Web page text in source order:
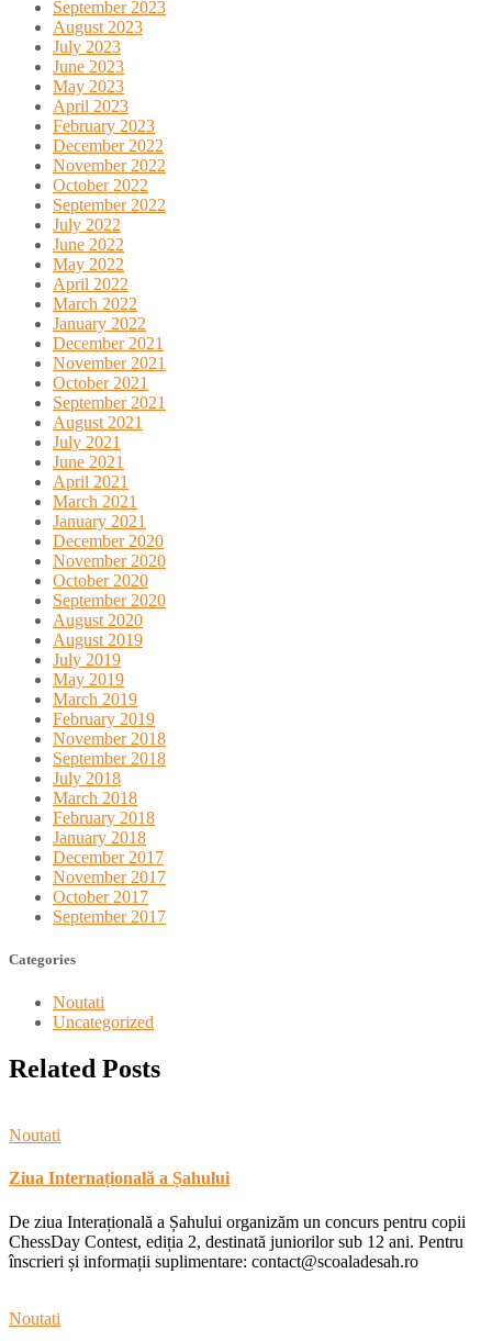
September 2023
August 2023
July 2023
June 2023
May 2023
April 2023
February 2023
December 2022
November 2022
October 2022
September 2022
July 2022
June 2022
May 2022
April 2022
March 2022
January 2022
December 2021
November 2021
October 2021
September 2021
August 2021
July 2021
June 2021
April 2021
March 2021
January 2021
December 2020
November 2020
October 2020
September 2020
August 2020
August 2019
July 2019
May 2019
March 2019
February 2019
November 2018
September 2018
July 2018
March 2018
February 2018
January 2018
December 2017
November 2017
October 2017
September 2017
Categories
Noutati
Uncategorized
Related Posts
Noutati
Ziua Internațională a Șahului
De ziua Interațională a Șahului organizăm un concurs pentru copii
ChessDay Contest, ediția 2, destinată juniorilor sub 12 ani. Pentru
înscrieri și informații suplimentare: contact@scoaladesah.ro
Noutati